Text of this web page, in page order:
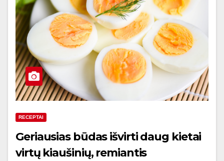
RECEPTAI
Geriausias būdas išvirti daug kietai
virtų kiaušinių, remiantis